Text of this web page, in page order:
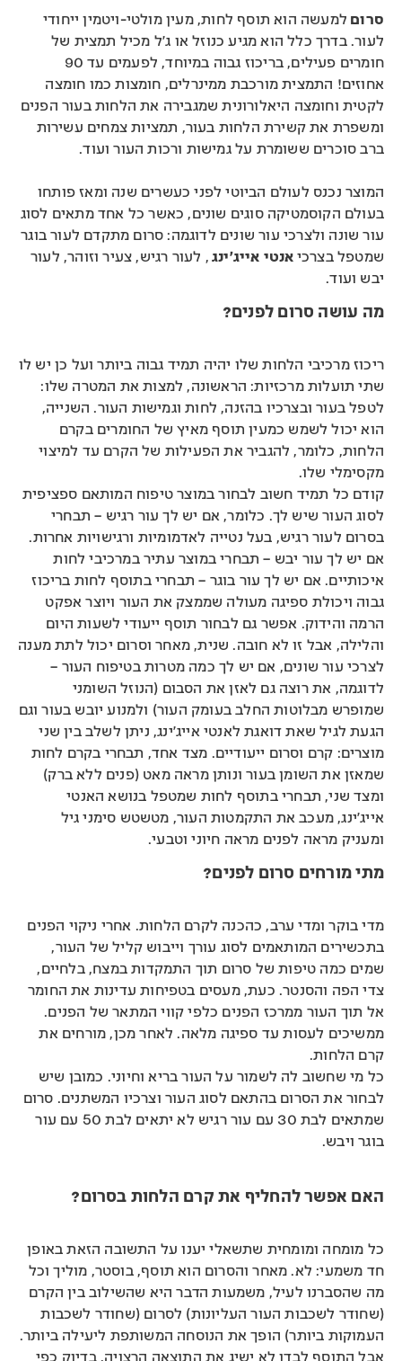
סרום למעשה הוא תוסף לחות, מעין מולטי-ויטמין ייחודי
לעור. בדרך כלל הוא מגיע כנוזל או ג’ל מכיל תמצית של
חומרים פעילים, בריכוז גבוה במיוחד, לפעמים עד 90
אחוזים! התמצית מורכבת ממינרלים, חומצות כמו חומצה
לקטית וחומצה היאלורונית שמגבירה את הלחות בעור הפנים
ומשפרת את קשירת הלחות בעור, תמציות צמחים עשירות
ברב סוכרים ששומרת על גמישות ורכות העור ועוד.
המוצר נכנס לעולם הביוטי לפני כעשרים שנה ומאז פותחו
בעולם הקוסמטיקה סוגים שונים, כאשר כל אחד מתאים לסוג
עור שונה ולצרכי עור שונים לדוגמה: סרום מתקדם לעור בוגר
שמטפל בצרכי אנטי אייג’ינג , לעור רגיש, צעיר וזוהר, לעור
יבש ועוד.
מה עושה סרום לפנים?
ריכוז מרכיבי הלחות שלו יהיה תמיד גבוה ביותר ועל כן יש לו
שתי תועלות מרכזיות: הראשונה, למצות את המטרה שלו:
לטפל בעור ובצרכיו בהזנה, לחות וגמישות העור. השנייה,
הוא יכול לשמש כמעין תוסף מאיץ של החומרים בקרם
הלחות, כלומר, להגביר את הפעילות של הקרם עד למיצוי
מקסימלי שלו.
קודם כל תמיד חשוב לבחור במוצר טיפוח המותאם ספציפית
לסוג העור שיש לך. כלומר, אם יש לך עור רגיש – תבחרי
בסרום לעור רגיש, בעל נטייה לאדמומיות ורגישויות אחרות.
אם יש לך עור יבש – תבחרי במוצר עתיר במרכיבי לחות
איכותיים. אם יש לך עור בוגר – תבחרי בתוסף לחות בריכוז
גבוה ויכולת ספיגה מעולה שממצק את העור ויוצר אפקט
הרמה והידוק. אפשר גם לבחור תוסף ייעודי לשעות היום
והלילה, אבל זו לא חובה. שנית, מאחר וסרום יכול לתת מענה
לצרכי עור שונים, אם יש לך כמה מטרות בטיפוח העור –
לדוגמה, את רוצה גם לאזן את הסבום (הנוזל השומני
שמופרש מבלוטות החלב בעומק העור) ולמנוע יובש בעור וגם
הגעת לגיל שאת דואגת לאנטי אייג’ינג, ניתן לשלב בין שני
מוצרים: קרם וסרום ייעודיים. מצד אחד, תבחרי בקרם לחות
שמאזן את השומן בעור ונותן מראה מאט (פנים ללא ברק)
ומצד שני, תבחרי בתוסף לחות שמטפל בנושא האנטי
אייג’ינג, מעכב את התקמטות העור, מטשטש סימני גיל
ומעניק מראה לפנים מראה חיוני וטבעי.
מתי מורחים סרום לפנים?
מדי בוקר ומדי ערב, כהכנה לקרם הלחות. אחרי ניקוי הפנים
בתכשירים המותאמים לסוג עורך וייבוש קליל של העור,
שמים כמה טיפות של סרום תוך התמקדות במצח, בלחיים,
צדי הפה והסנטר. כעת, מעסים בטפיחות עדינות את החומר
אל תוך העור ממרכז הפנים כלפי קווי המתאר של הפנים.
ממשיכים לעסות עד ספיגה מלאה. לאחר מכן, מורחים את
קרם הלחות.
כל מי שחשוב לה לשמור על העור בריא וחיוני. כמובן שיש
לבחור את הסרום בהתאם לסוג העור וצרכיו המשתנים. סרום
שמתאים לבת 30 עם עור רגיש לא יתאים לבת 50 עם עור
בוגר ויבש.
האם אפשר להחליף את קרם הלחות בסרום?
כל מומחה ומומחית שתשאלי יענו על התשובה הזאת באופן
חד משמעי: לא. מאחר והסרום הוא תוסף, בוסטר, מוליך וכל
מה שהסברנו לעיל, משמעות הדבר היא שהשילוב בין הקרם
(שחודר לשכבות העור העליונות) לסרום (שחודר לשכבות
העמוקות ביותר) הופך את הנוסחה המשותפת ליעילה ביותר.
אבל התוסף לבדו לא ישיג את התוצאה הרצויה, בדיוק כפי